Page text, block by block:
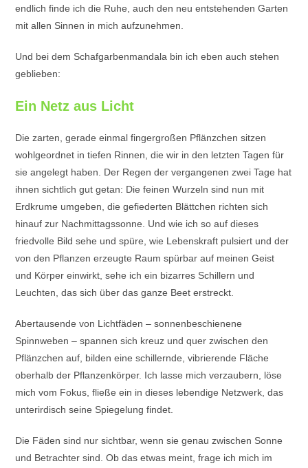
endlich finde ich die Ruhe, auch den neu entstehenden Garten
mit allen Sinnen in mich aufzunehmen.
Und bei dem Schafgarbenmandala bin ich eben auch stehen
geblieben:
Ein Netz aus Licht
Die zarten, gerade einmal fingergroßen Pflänzchen sitzen
wohlgeordnet in tiefen Rinnen, die wir in den letzten Tagen für
sie angelegt haben. Der Regen der vergangenen zwei Tage hat
ihnen sichtlich gut getan: Die feinen Wurzeln sind nun mit
Erdkrume umgeben, die gefiederten Blättchen richten sich
hinauf zur Nachmittagssonne. Und wie ich so auf dieses
friedvolle Bild sehe und spüre, wie Lebenskraft pulsiert und der
von den Pflanzen erzeugte Raum spürbar auf meinen Geist
und Körper einwirkt, sehe ich ein bizarres Schillern und
Leuchten, das sich über das ganze Beet erstreckt.
Abertausende von Lichtfäden – sonnenbeschienene
Spinnweben – spannen sich kreuz und quer zwischen den
Pflänzchen auf, bilden eine schillernde, vibrierende Fläche
oberhalb der Pflanzenkörper. Ich lasse mich verzaubern, löse
mich vom Fokus, fließe ein in dieses lebendige Netzwerk, das
unterirdisch seine Spiegelung findet.
Die Fäden sind nur sichtbar, wenn sie genau zwischen Sonne
und Betrachter sind. Ob das etwas meint, frage ich mich im